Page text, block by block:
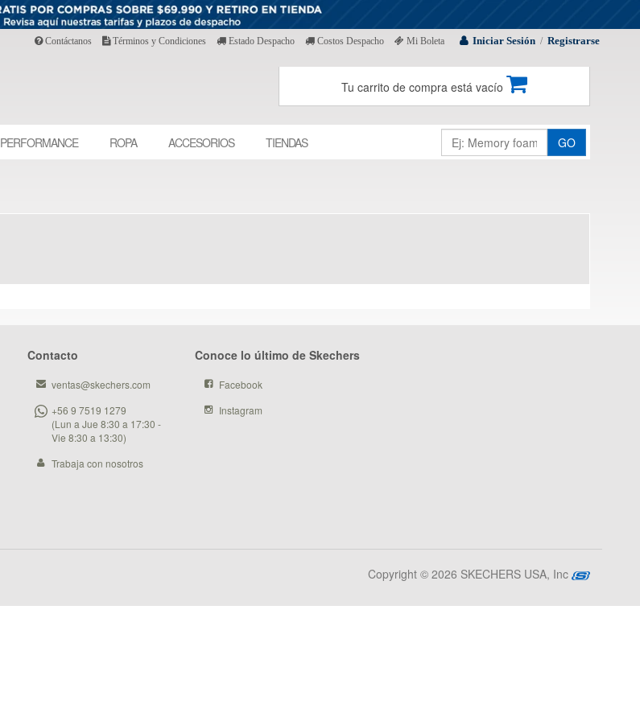
Iniciar Sesión / Registrarse
Contáctanos Términos y Condiciones Estado Despacho Costos Despacho Mi Boleta
Tu carrito de compra está vacío
PERFORMANCE ROPA ACCESORIOS TIENDAS GO
Contacto
ventas@skechers.com
+56 9 7519 1279
(Lun a Jue 8:30 a 17:30 -
Vie 8:30 a 13:30)
Trabaja con nosotros
Conoce lo último de Skechers
Facebook
Instagram
Copyright © 2026 SKECHERS USA, Inc